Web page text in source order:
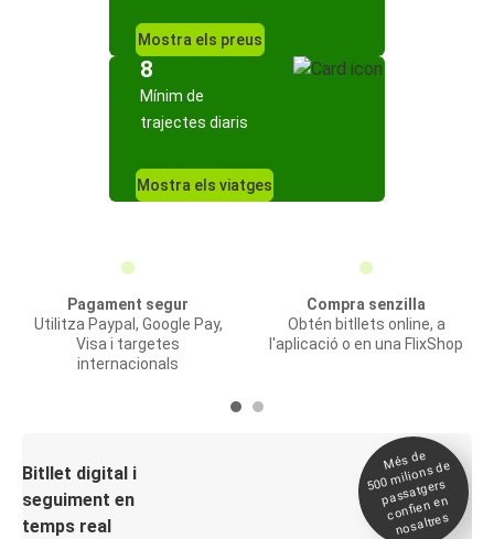
Mostra els preus
8
Mínim de
trajectes diaris
Mostra els viatges
Pagament segur
Utilitza Paypal, Google Pay,
Visa i targetes
internacionals
Compra senzilla
Obtén bitllets online, a
l'aplicació o en una FlixShop
Bitllet digital i
seguiment en
temps real
Més de
500
milions de
passatgers
confien en
nosaltres